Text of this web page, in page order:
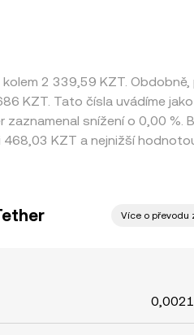
2 339,59 KZT. Obdobně,
KZT. Tato čísla uvádíme
snížení o 0,00 %.
468,03 KZT a nejnižší
Více o převodu